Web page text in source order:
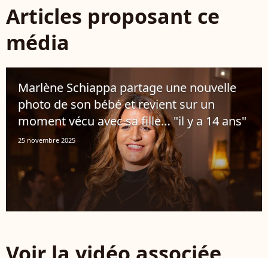
Articles proposant ce
média
Marlène Schiappa partage une nouvelle
photo de son bébé et revient sur un
moment vécu avec sa fille… "il y a 14 ans"
25 novembre 2025